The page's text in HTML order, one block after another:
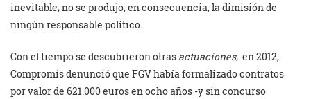
inevitable; no se produjo, en consecuencia, la dimisión de
ningún responsable político.
Con el tiempo se descubrieron otras actuaciones; en 2012,
Compromís denunció que FGV había formalizado contratos
por valor de 621.000 euros en ocho años -y sin concurso